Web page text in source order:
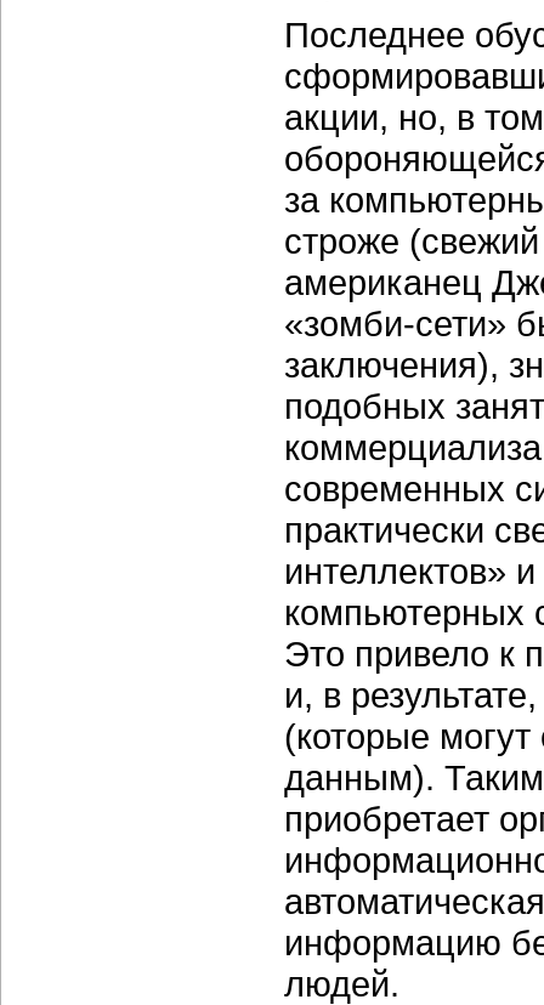
Последнее
акции, но, в
за
строже
американец
«зомби-сети»
заключения),
подобных
современных
практически
интеллектов»
компьютерных
Это привело к
и, в
(которые
данным).
приобретает
информацию
людей.